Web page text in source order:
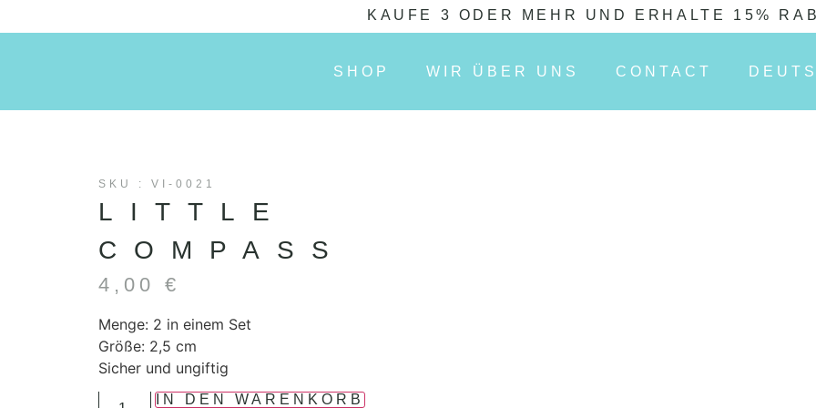
KAUFE 3 ODER MEHR UND ERHALTE 15%
SHOP WIR ÜBER UNS CONTACT
SKU : VI-0021
LITTLE
COMPASS
4,00 €
Menge: 2 in einem Set
Größe: 2,5 cm
Sicher und ungiftig
IN DEN WARENKORB